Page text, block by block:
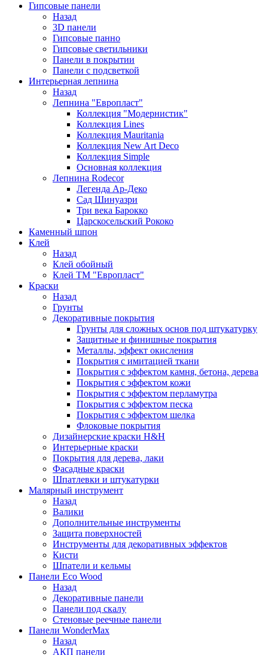
Гипсовые панели
Назад
3D панели
Гипсовые панно
Гипсовые светильники
Панели в покрытии
Панели с подсветкой
Интерьерная лепнина
Назад
Лепнина "Европласт"
Коллекция "Модернистик"
Коллекция Lines
Коллекция Mauritania
Коллекция New Art Deco
Коллекция Simple
Основная коллекция
Лепнина Rodecor
Легенда Ар-Деко
Сад Шинуазри
Три века Барокко
Царскосельский Рококо
Каменный шпон
Клей
Назад
Клей обойный
Клей ТМ "Европласт"
Краски
Назад
Грунты
Декоративные покрытия
Грунты для сложных основ под штукатурку
Защитные и финишные покрытия
Металлы, эффект окисления
Покрытия с имитацией ткани
Покрытия с эффектом камня, бетона, дерева
Покрытия с эффектом кожи
Покрытия с эффектом перламутра
Покрытия с эффектом песка
Покрытия с эффектом шелка
Флоковые покрытия
Дизайнерские краски H&H
Интерьерные краски
Покрытия для дерева, лаки
Фасадные краски
Шпатлевки и штукатурки
Малярный инструмент
Назад
Валики
Дополнительные инструменты
Защита поверхностей
Инструменты для декоративных эффектов
Кисти
Шпатели и кельмы
Панели Eco Wood
Назад
Декоративные панели
Панели под скалу
Стеновые реечные панели
Панели WonderMax
Назад
АКП панели